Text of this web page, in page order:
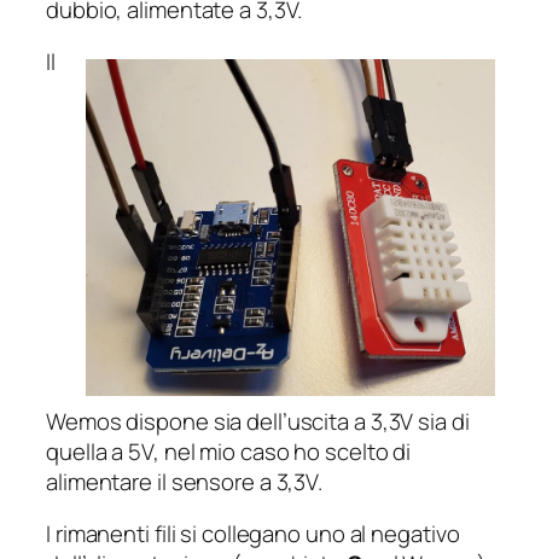
dubbio, alimentate a 3,3V.
Il
Wemos dispone sia dell’uscita a 3,3V sia di
quella a 5V, nel mio caso ho scelto di
alimentare il sensore a 3,3V.
I rimanenti fili si collegano uno al negativo